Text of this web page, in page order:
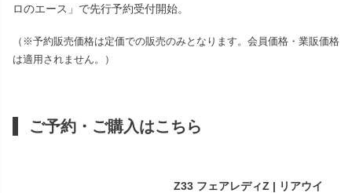
ロのエース」で先行予約受付開始。
（※予約販売価格は定価での販売のみとなります。会員価格・業販価格
は適用されません。）
ご予約・ご購入はこちら
Z33 フェアレディZ | リアウイ